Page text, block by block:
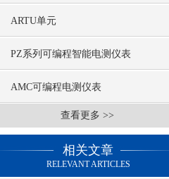
ARTU单元
PZ系列可编程智能电测仪表
AMC可编程电测仪表
查看更多 >>
相关文章
RELEVANT ARTICLES